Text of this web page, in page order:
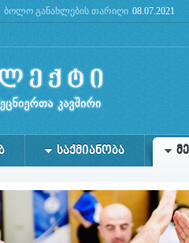
use mysqli or PDO instead in/home/lg/
ბოლო განახლების თარიღი 08.07.2021
ᲡᲐᲥᲛᲘᲐᲜᲝᲑᲐ